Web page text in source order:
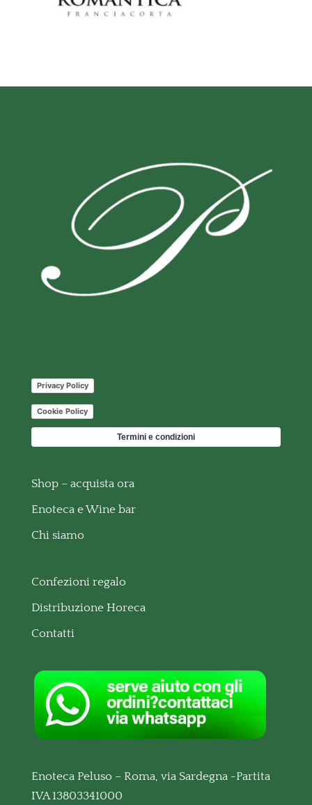
Privacy Policy
Cookie Policy
Termini e condizioni
Shop – acquista ora
Enoteca e Wine bar
Chi siamo
Confezioni regalo
Distribuzione Horeca
Contatti
Enoteca Peluso – Roma, via Sardegna -Partita
IVA 13803341000